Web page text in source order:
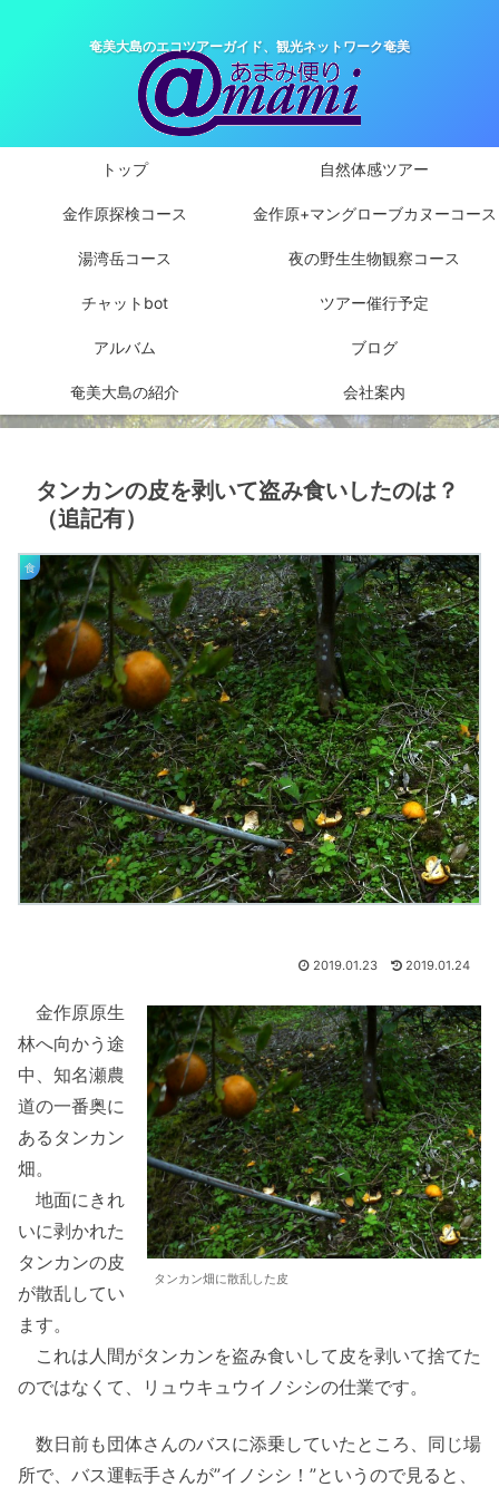
奄美大島のエコツアーガイド、観光ネットワーク奄美
トップ 自然体感ツアー
金作原探検コース 金作原+マングローブカヌーコース
湯湾岳コース 夜の野生生物観察コース
チャットbot ツアー催行予定
アルバム ブログ
奄美大島の紹介 会社案内
タンカンの皮を剥いて盗み食いしたのは？
（追記有）
食
2019.01.23 2019.01.24
タンカン畑に散乱した皮
金作原原生
林へ向かう途
中、知名瀬農
道の一番奥に
あるタンカン
畑。
地面にきれ
いに剥かれた
タンカンの皮
が散乱してい
ます。
これは人間がタンカンを盗み食いして皮を剥いて捨てた
のではなくて、リュウキュウイノシシの仕業です。
数日前も団体さんのバスに添乗していたところ、同じ場
所で、バス運転手さんが”イノシシ！”というので見ると、